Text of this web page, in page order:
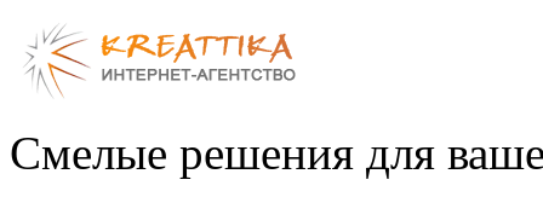
Смелые решения для